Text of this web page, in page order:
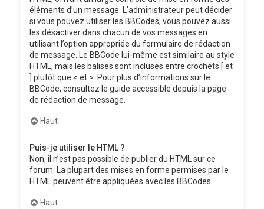
éléments d’un message. L’administrateur peut décider
si vous pouvez utiliser les BBCodes, vous pouvez aussi
les désactiver dans chacun de vos messages en
utilisant l’option appropriée du formulaire de rédaction
de message. Le BBCode lui-même est similaire au style
HTML, mais les balises sont incluses entre crochets [ et
] plutôt que < et >. Pour plus d’informations sur le
BBCode, consultez le guide accessible depuis la page
de rédaction de message.
Haut
Puis-je utiliser le HTML ?
Non, il n’est pas possible de publier du HTML sur ce
forum. La plupart des mises en forme permises par le
HTML peuvent être appliquées avec les BBCodes.
Haut